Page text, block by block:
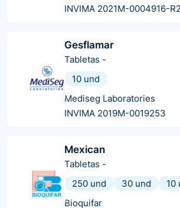
INVIMA 2021M-0004916-R2
Gesflamar
Tabletas -
10 und
Mediseg Laboratories
INVIMA 2019M-0019253
Mexican
Tabletas -
250 und
30 und
10
Bioquifar